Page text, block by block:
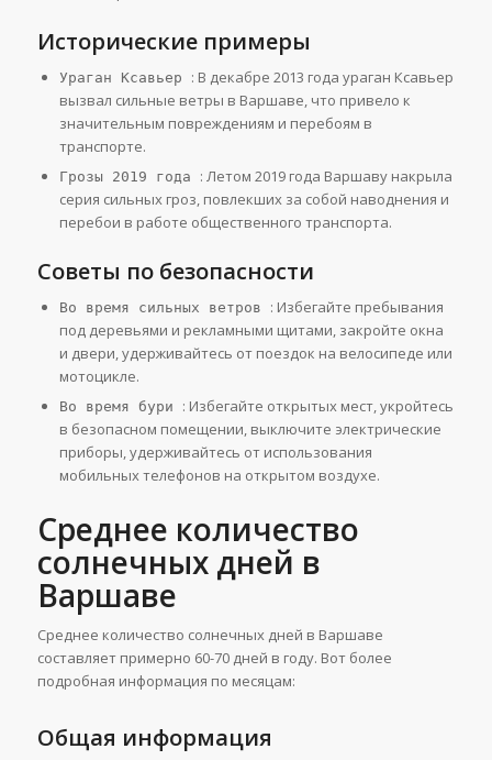
Исторические примеры
Ураган Ксавьер : В декабре 2013 года ураган Ксавьер
вызвал сильные ветры в Варшаве, что привело к
значительным повреждениям и перебоям в
транспорте.
Грозы 2019 года : Летом 2019 года Варшаву накрыла
серия сильных гроз, повлекших за собой наводнения и
перебои в работе общественного транспорта.
Советы по безопасности
Во время сильных ветров : Избегайте пребывания
под деревьями и рекламными щитами, закройте окна
и двери, удерживайтесь от поездок на велосипеде или
мотоцикле.
Во время бури : Избегайте открытых мест, укройтесь
в безопасном помещении, выключите электрические
приборы, удерживайтесь от использования
мобильных телефонов на открытом воздухе.
Среднее количество
солнечных дней в
Варшаве
Среднее количество солнечных дней в Варшаве
составляет примерно 60-70 дней в году. Вот более
подробная информация по месяцам:
Общая информация